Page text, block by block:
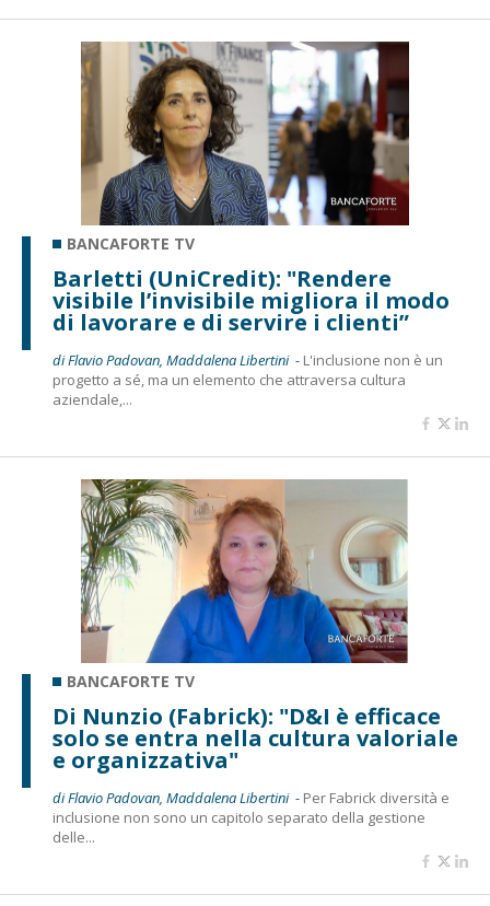
BANCAFORTE TV
Barletti (UniCredit): "Rendere
visibile l’invisibile migliora il modo
di lavorare e di servire i clienti”
di Flavio Padovan, Maddalena Libertini - L'inclusione non è un
progetto a sé, ma un elemento che attraversa cultura
aziendale,...
BANCAFORTE TV
Di Nunzio (Fabrick): "D&I è efficace
solo se entra nella cultura valoriale
e organizzativa"
di Flavio Padovan, Maddalena Libertini - Per Fabrick diversità e
inclusione non sono un capitolo separato della gestione
delle...